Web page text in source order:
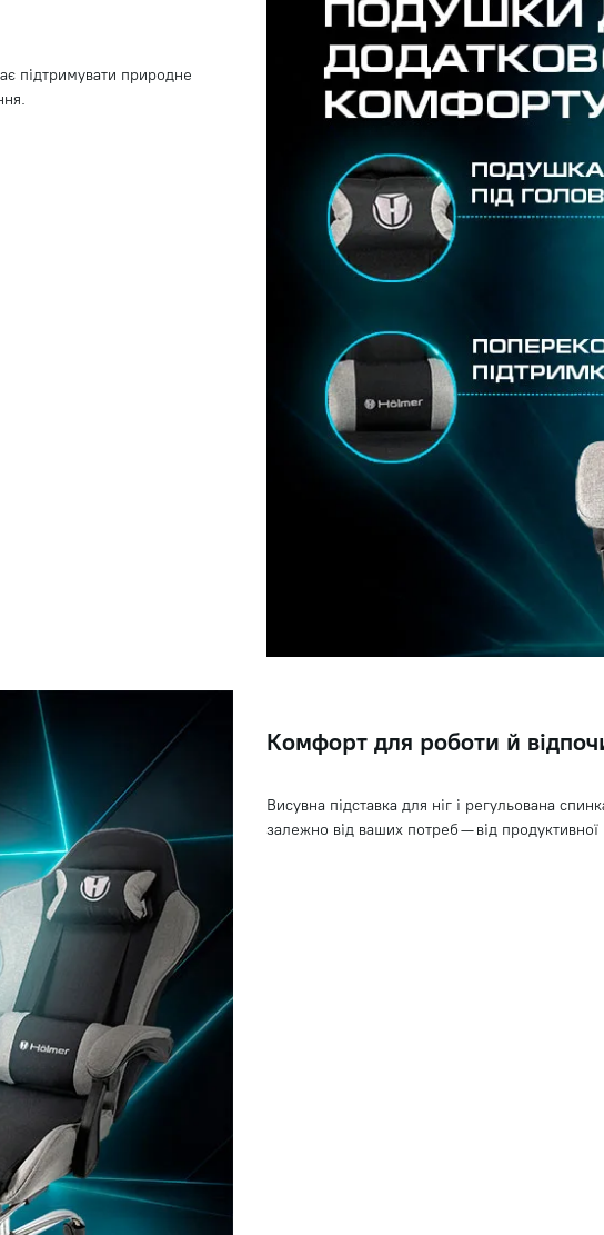
підтримувати природне
Комфорт для роботи й
Висувна підставка для ніг і регульована
залежно від ваших потреб — від